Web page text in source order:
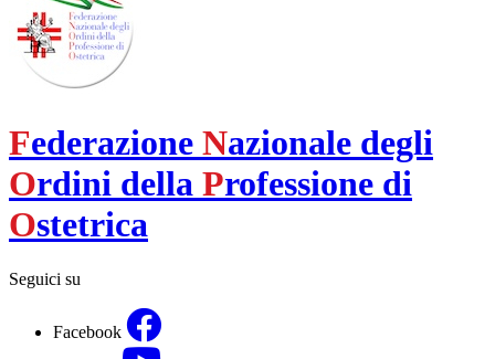
Federazione Nazionale degli
Ordini della Professione di
Ostetrica
Seguici su
Facebook